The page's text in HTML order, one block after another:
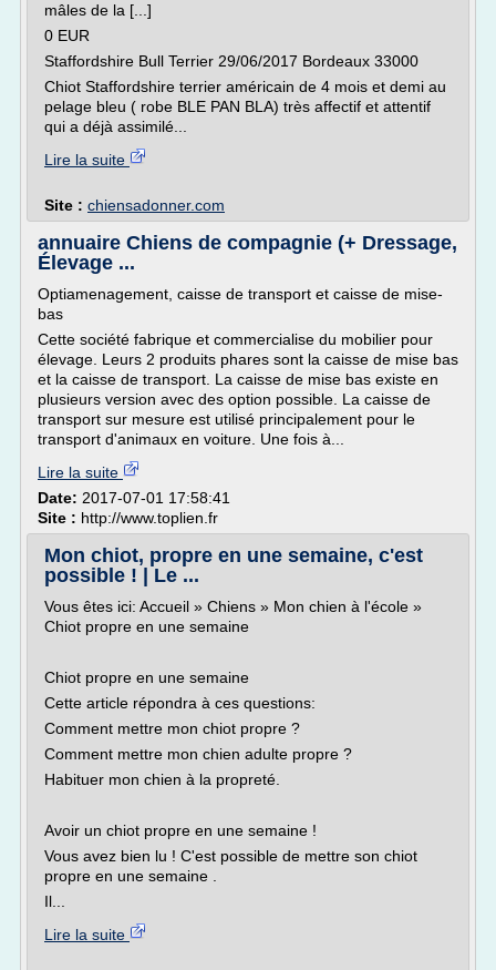
mâles de la [...]
0 EUR
Staffordshire Bull Terrier 29/06/2017 Bordeaux 33000
Chiot Staffordshire terrier américain de 4 mois et demi au
pelage bleu ( robe BLE PAN BLA) très affectif et attentif
qui a déjà assimilé...
Lire la suite
Site : chiensadonner.com
annuaire Chiens de compagnie (+ Dressage,
Élevage ...
Optiamenagement, caisse de transport et caisse de mise-
bas
Cette société fabrique et commercialise du mobilier pour
élevage. Leurs 2 produits phares sont la caisse de mise bas
et la caisse de transport. La caisse de mise bas existe en
plusieurs version avec des option possible. La caisse de
transport sur mesure est utilisé principalement pour le
transport d'animaux en voiture. Une fois à...
Lire la suite
Date: 2017-07-01 17:58:41
Site : http://www.toplien.fr
Mon chiot, propre en une semaine, c'est
possible ! | Le ...
Vous êtes ici: Accueil » Chiens » Mon chien à l'école »
Chiot propre en une semaine
Chiot propre en une semaine
Cette article répondra à ces questions:
Comment mettre mon chiot propre ?
Comment mettre mon chien adulte propre ?
Habituer mon chien à la propreté.
Avoir un chiot propre en une semaine !
Vous avez bien lu ! C'est possible de mettre son chiot
propre en une semaine .
Il...
Lire la suite